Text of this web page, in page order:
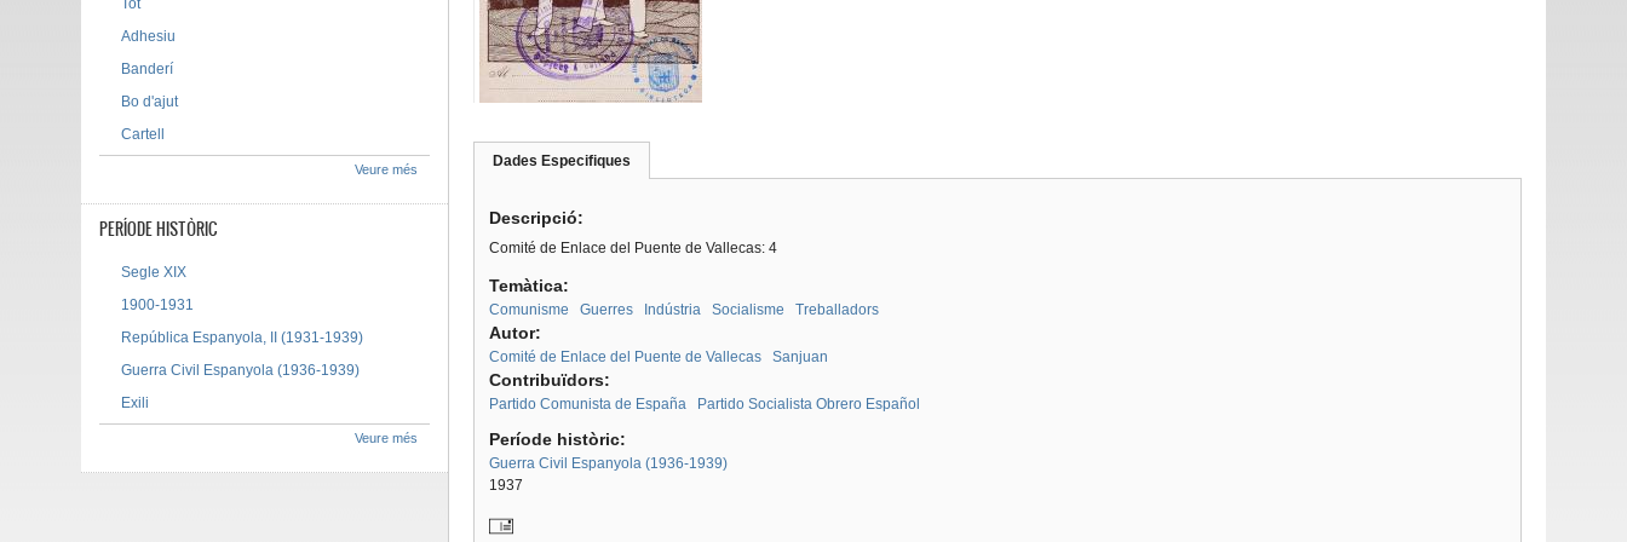
Dades Especifiques
activa)
Descripció:
Comité de Enlace del Puente de Vallecas: 4
Temàtica:
Comunisme Guerres Indústria Socialisme Treballadors
Autor:
Comité de Enlace del Puente de Vallecas Sanjuan
Contribuïdors:
Partido Comunista de España Partido Socialista Obrero Español
Període històric:
Guerra Civil Espanyola (1936-1939)
1937
Tot
Adhesiu
Banderí
Bo d'ajut
Cartell
Veure més
PERÍODE HISTÒRIC
Segle XIX
1900-1931
República Espanyola, II (1931-1939)
Guerra Civil Espanyola (1936-1939)
Exili
Veure més